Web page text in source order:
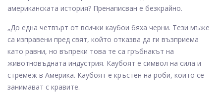
американската история? Пренаписван е безкрайно.
„До една четвърт от всички каубои бяха черни. Тези мъже
са изправени пред свят, който отказва да ги възприема
като равни, но въпреки това те са гръбнакът на
животновъдната индустрия. Каубоят е символ на сила и
стремеж в Америка. Каубоят е кръстен на роби, които се
занимават с кравите.